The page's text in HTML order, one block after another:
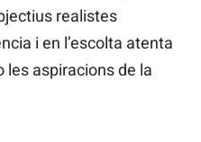
realistes
i en l’escolta atenta
les aspiracions de la